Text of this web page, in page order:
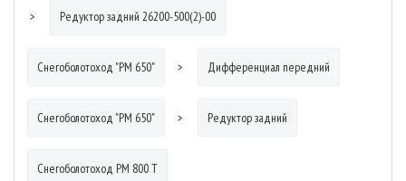
Редуктор задний 26200-500(2)-00
Снегоболотоход "РМ 650" Дифференциал передний
Снегоболотоход "РМ 650" Редуктор задний
Снегоболотоход РМ 800 Т